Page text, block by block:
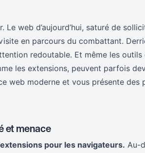
Le web d’aujourd’hui, saturé de
en parcours du combattant.
redoutable. Et même les outils
les extensions, peuvent parfois
web moderne et vous présente des
et menace
pour les navigateurs. Au-